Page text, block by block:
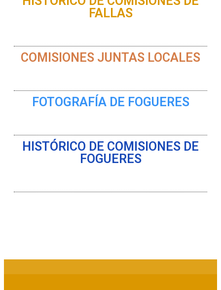
FALLAS
COMISIONES JUNTAS LOCALES
FOTOGRAFÍA DE FOGUERES
HISTÓRICO DE COMISIONES DE
FOGUERES